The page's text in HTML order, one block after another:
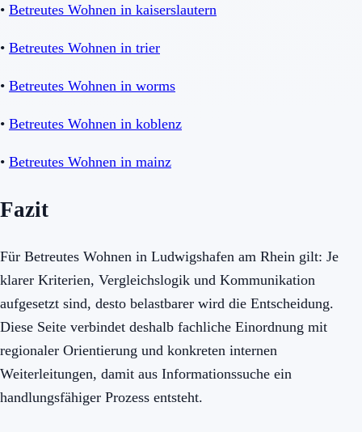
• Betreutes Wohnen in kaiserslautern
• Betreutes Wohnen in trier
• Betreutes Wohnen in worms
• Betreutes Wohnen in koblenz
• Betreutes Wohnen in mainz
Fazit
Für Betreutes Wohnen in Ludwigshafen am Rhein gilt: Je
klarer Kriterien, Vergleichslogik und Kommunikation
aufgesetzt sind, desto belastbarer wird die Entscheidung.
Diese Seite verbindet deshalb fachliche Einordnung mit
regionaler Orientierung und konkreten internen
Weiterleitungen, damit aus Informationssuche ein
handlungsfähiger Prozess entsteht.